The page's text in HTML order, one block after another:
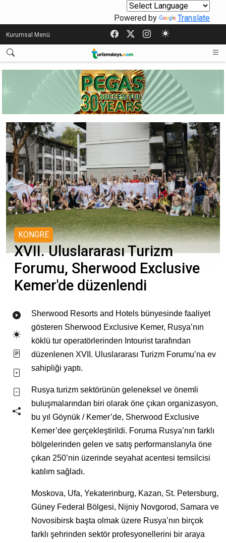
Powered by Translate
Kurumsal Menü
KONGRE
XVII. Uluslararası Turizm
Forumu, Sherwood Exclusive
Kemer'de düzenlendi
Sherwood Resorts and Hotels bünyesinde faaliyet
gösteren Sherwood Exclusive Kemer, Rusya’nın
köklü tur operatörlerinden Intourist tarafından
düzenlenen XVII. Uluslararası Turizm Forumu’na ev
sahipliği yaptı.
Rusya turizm sektörünün geleneksel ve önemli
buluşmalarından biri olarak öne çıkan organizasyon,
bu yıl Göynük / Kemer’de, Sherwood Exclusive
Kemer’dee gerçekleştirildi. Foruma Rusya’nın farklı
bölgelerinden gelen ve satış performanslarıyla öne
çıkan 250’nin üzerinde seyahat acentesi temsilcisi
katılım sağladı.
Moskova, Ufa, Yekaterinburg, Kazan, St. Petersburg,
Güney Federal Bölgesi, Nijniy Novgorod, Samara ve
Novosibirsk başta olmak üzere Rusya’nın birçok
farklı şehrinden sektör profesyonellerini bir araya